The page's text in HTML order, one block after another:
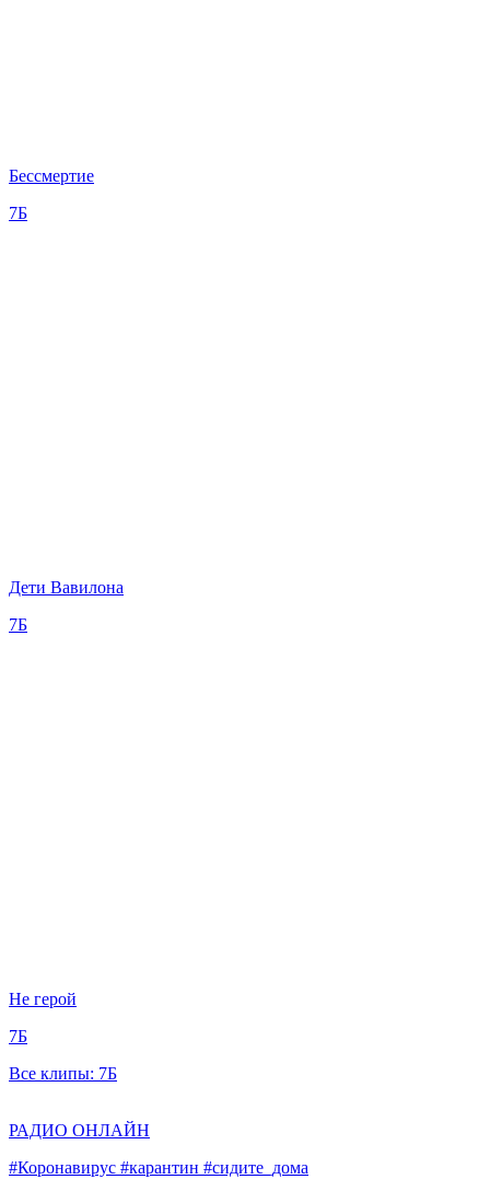
Бессмертие
7Б
Дети Вавилона
7Б
Не герой
7Б
Все клипы: 7Б
РАДИО ОНЛАЙН
#Коронавирус #карантин #сидите_дома